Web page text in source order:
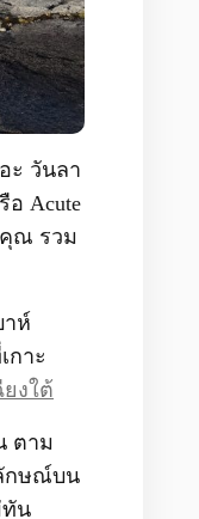
ะ วันลา
อ Acute
คุณ รวม
าห์
กาะ
งใต้
ตาม
กษณ์บน
ทัน